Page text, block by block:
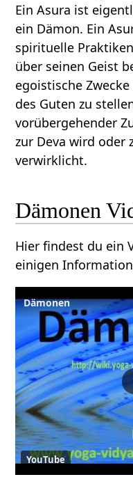
Ein Asura ist
ein Dämon. Ein
spirituelle
über seinen Geist
egoistische
des Guten zu
vorübergehender
zur Deva wird oder
verwirklicht.
Dämonen
Hier findest du ein
einigen
Dämonen
YouTube